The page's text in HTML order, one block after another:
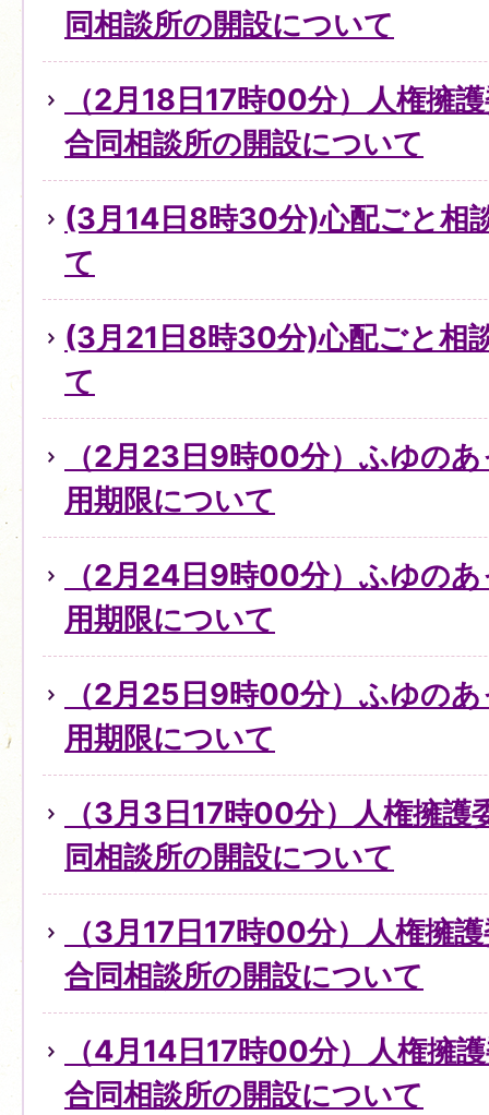
同相談所の開設について
（2月18日17時00分）人権擁
合同相談所の開設について
(3月14日8時30分)心配ごと相
て
(3月21日8時30分)心配ごと相
て
（2月23日9時00分）ふゆの
用期限について
（2月24日9時00分）ふゆの
用期限について
（2月25日9時00分）ふゆの
用期限について
（3月3日17時00分）人権擁護
同相談所の開設について
（3月17日17時00分）人権擁
合同相談所の開設について
（4月14日17時00分）人権擁
合同相談所の開設について